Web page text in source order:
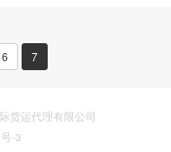
6 7
货运代理有限公司
-3